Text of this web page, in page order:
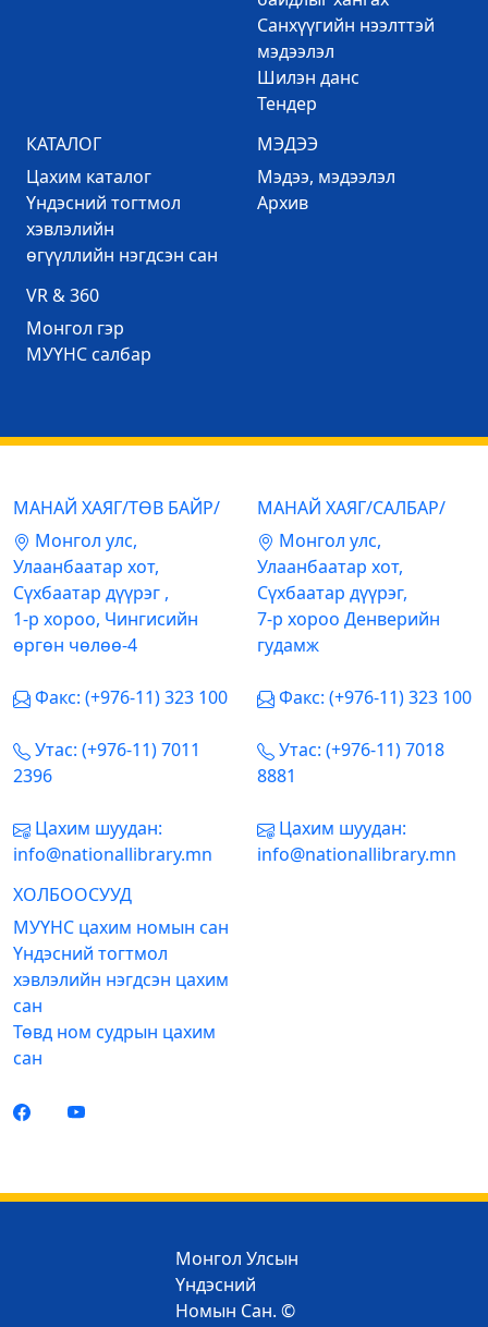
Санхүүгийн нээлттэй
мэдээлэл
Шилэн данс
Тендер
КАТАЛОГ
Цахим каталог
Үндэсний тогтмол
хэвлэлийн
өгүүллийн нэгдсэн сан
МЭДЭЭ
Mэдээ, мэдээлэл
Архив
VR & 360
Mонгол гэр
МУҮНС салбар
МАНАЙ ХАЯГ/ТӨВ БАЙР/
Mонгол улс,
Улаанбаатар хот,
Сүхбаатар дүүрэг ,
1-р хороо, Чингисийн
өргөн чөлөө-4
Факс: (+976-11) 323 100
Утас: (+976-11) 7011
2396
Цахим шуудан:
info@nationallibrary.mn
МАНАЙ ХАЯГ/САЛБАР/
Mонгол улс,
Улаанбаатар хот,
Сүхбаатар дүүрэг,
7-р хороо Денверийн
гудамж
Факс: (+976-11) 323 100
Утас: (+976-11) 7018
8881
Цахим шуудан:
info@nationallibrary.mn
ХОЛБООСУУД
МУҮНС цахим номын сан
Үндэсний тогтмол
хэвлэлийн нэгдсэн цахим
сан
Төвд ном судрын цахим
сан
Монгол Улсын
Үндэсний
Номын Сан. ©